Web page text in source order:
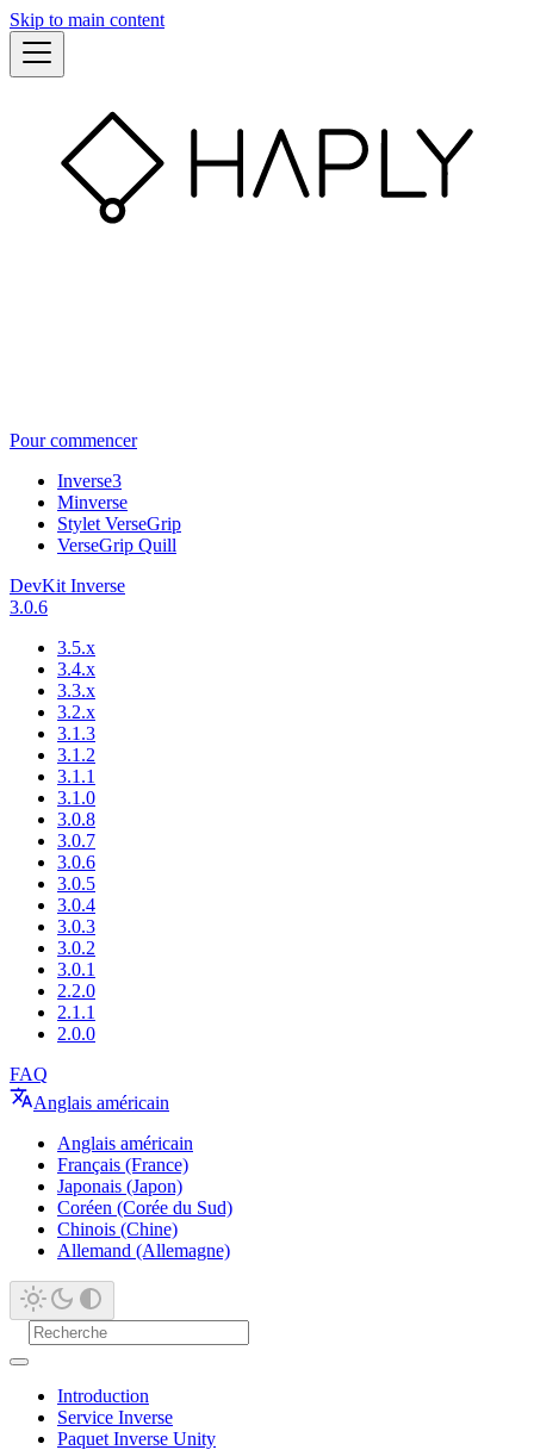
Skip to main content
Pour commencer
Inverse3
Minverse
Stylet VerseGrip
VerseGrip Quill
DevKit Inverse
3.0.6
3.5.x
3.4.x
3.3.x
3.2.x
3.1.3
3.1.2
3.1.1
3.1.0
3.0.8
3.0.7
3.0.6
3.0.5
3.0.4
3.0.3
3.0.2
3.0.1
2.2.0
2.1.1
2.0.0
FAQ
Anglais américain
Anglais américain
Français (France)
Japonais (Japon)
Coréen (Corée du Sud)
Chinois (Chine)
Allemand (Allemagne)
Introduction
Service Inverse
Paquet Inverse Unity